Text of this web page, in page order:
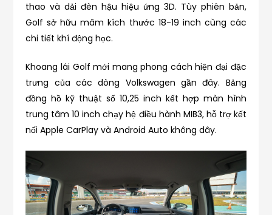
thao và dải đèn hậu hiệu ứng 3D. Tùy phiên bản,
Golf sở hữu mâm kích thước 18-19 inch cùng các
chi tiết khí động học.
Khoang lái Golf mới mang phong cách hiện đại đặc
trưng của các dòng Volkswagen gần đây. Bảng
đồng hồ kỹ thuật số 10,25 inch kết hợp màn hình
trung tâm 10 inch chạy hệ điều hành MIB3, hỗ trợ kết
nối Apple CarPlay và Android Auto không dây.